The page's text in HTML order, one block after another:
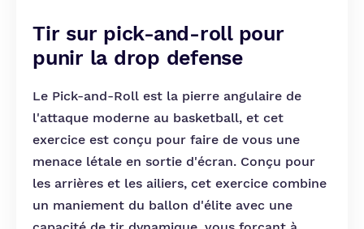
Tir sur pick-and-roll pour
punir la drop defense
Le Pick-and-Roll est la pierre angulaire de
l'attaque moderne au basketball, et cet
exercice est conçu pour faire de vous une
menace létale en sortie d'écran. Conçu pour
les arrières et les ailiers, cet exercice combine
un maniement du ballon d'élite avec une